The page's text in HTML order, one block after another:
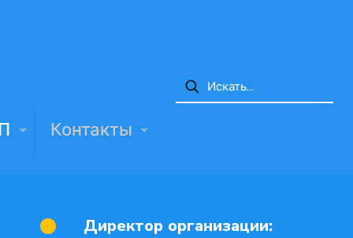
Контакты
Директор организации: